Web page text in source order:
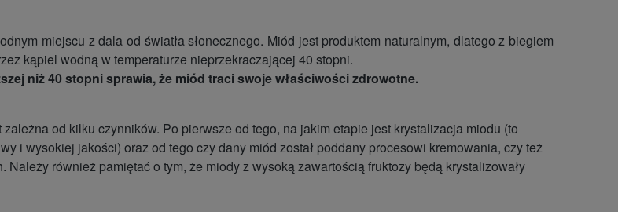
miejscu z dala od światła słonecznego. Miód jest produktem naturalnym, dlatego z biegiem
kąpiel wodną w temperaturze nieprzekraczającej 40 stopni.
niż 40 stopni sprawia, że miód traci swoje właściwości zdrowotne.
od kilku czynników. Po pierwsze od tego, na jakim etapie jest krystalizacja miodu (to
i wysokiej jakości) oraz od tego czy dany miód został poddany procesowi kremowania, czy też
również pamiętać o tym, że miody z wysoką zawartością fruktozy będą krystalizowały